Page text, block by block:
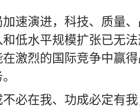
速演进，科技、质量
低水平规模扩张已无
激烈的国际竞争中赢
必在我、功成必定有我